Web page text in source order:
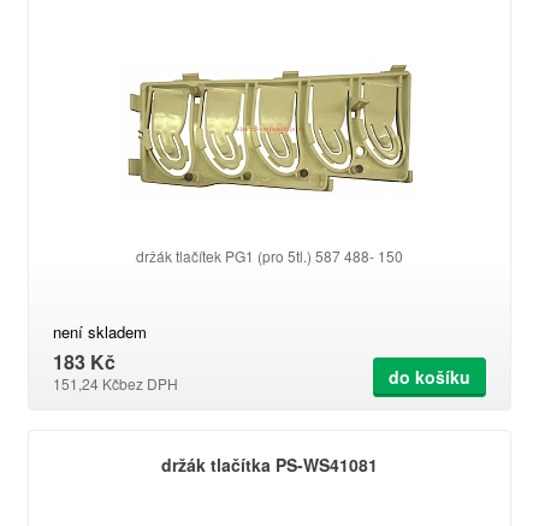
držák tlačítek PG1 (pro 5tl.) 587 488- 150
není skladem
183 Kč
151,24 Kčbez DPH do košíku
držák tlačítka PS-WS41081